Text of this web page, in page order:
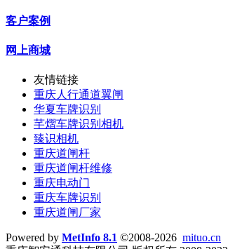
客户案例
网上商城
友情链接
重庆人行通道翼闸
华夏车牌识别
芊熠车牌识别相机
臻识相机
重庆道闸杆
重庆道闸杆维修
重庆电动门
重庆车牌识别
重庆道闸厂家
Powered by MetInfo 8.1 ©2008-2026 mituo.cn